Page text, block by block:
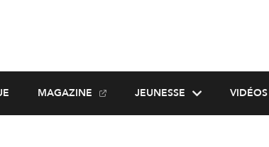
MAGAZINE JEUNESSE VIDÉOS